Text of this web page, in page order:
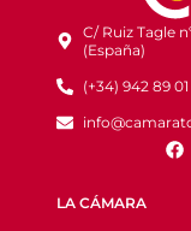
C/ Ruiz Tagle
(España)
(+34) 942 89
LA CÁMARA